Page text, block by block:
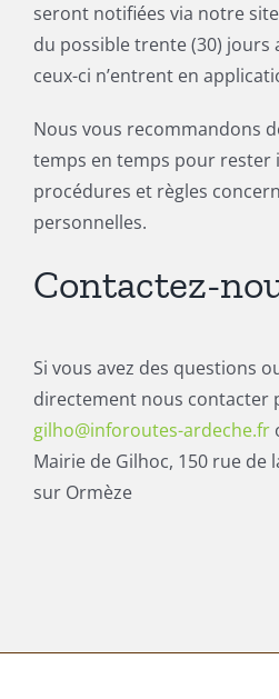
seront notifiées via notre
du possible trente (30) jours
ceux-ci n’entrent en
Nous vous recommandons
temps en temps pour rester
procédures et règles
personnelles.
Contactez-
Si vous avez des questions
directement nous contacter
gilho@inforoutes-ardeche.fr
Mairie de Gilhoc, 150 rue de
sur Ormèze